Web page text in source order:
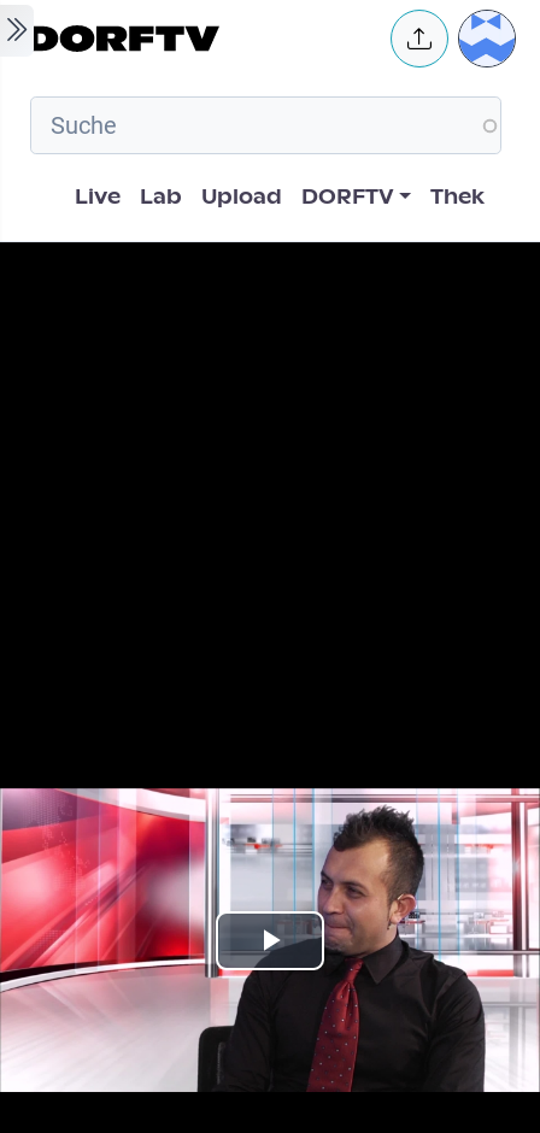
Skip to main content User
Hauptnavigation
Live Lab Upload DORFTV Thek
Play
Video